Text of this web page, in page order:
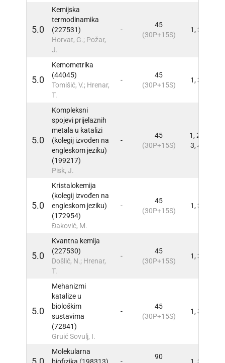
5.0
Kemijska
termodinamika
(227531)
Horvat, G.; Požar,
J.
-
45
(30P+15S)
1, 3
5.0
Kemometrika
(44045)
Tomišić, V.; Hrenar,
T.
-
45
(30P+15S)
1, 3
5.0
Kompleksni
spojevi prijelaznih
metala u katalizi
(kolegij izvođen na
engleskom jeziku)
(199217)
Pisk, J.
-
45
(30P+15S)
1, 2,
3, 4
5.0
Kristalokemija
(kolegij izvođen na
engleskom jeziku)
(172954)
Đaković, M.
-
45
(30P+15S)
1, 3
5.0
Kvantna kemija
(227530)
Došlić, N.; Hrenar,
T.
-
45
(30P+15S)
1, 3
5.0
Mehanizmi
katalize u
biološkim
sustavima
(72841)
Gruić Sovulj, I.
-
45
(30P+15S)
1, 3
Molekularna
biofizika (198313)
-
90
1, 3